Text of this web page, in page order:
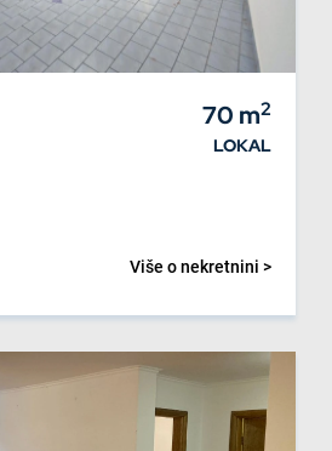
70 m2
LOKAL
Više o nekretnini >